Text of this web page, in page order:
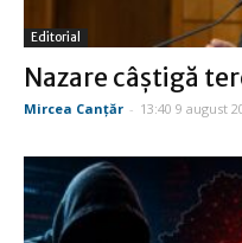
Editorial
Nazare câştigă
Mircea Canţăr - 13:40 9 august